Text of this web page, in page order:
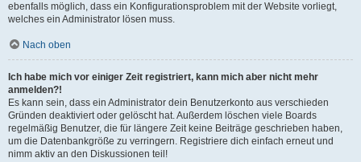
ebenfalls möglich, dass ein Konfigurationsproblem mit der Website vorliegt,
welches ein Administrator lösen muss.
Nach oben
Ich habe mich vor einiger Zeit registriert, kann mich aber nicht mehr
anmelden?!
Es kann sein, dass ein Administrator dein Benutzerkonto aus verschieden
Gründen deaktiviert oder gelöscht hat. Außerdem löschen viele Boards
regelmäßig Benutzer, die für längere Zeit keine Beiträge geschrieben haben,
um die Datenbankgröße zu verringern. Registriere dich einfach erneut und
nimm aktiv an den Diskussionen teil!